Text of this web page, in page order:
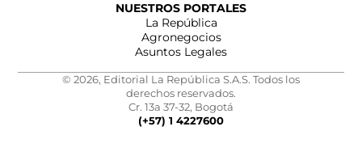
NUESTROS PORTALES
La República
Agronegocios
Asuntos Legales
© 2026, Editorial La República S.A.S. Todos los
derechos reservados.
Cr. 13a 37-32, Bogotá
(+57) 1 4227600